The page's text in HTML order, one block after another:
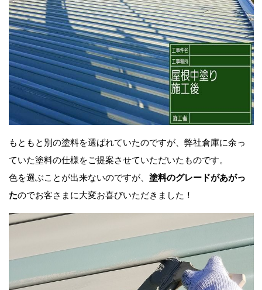
もともと別の塗料を選ばれていたのですが、弊社倉庫に余っ
ていた塗料の仕様をご提案させていただいたものです。
色を選ぶことが出来ないのですが、 塗料のグレードがあがっ
たのでお客さまに大変お喜びいただきました！